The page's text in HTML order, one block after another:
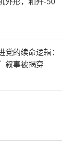
的续命逻辑：
事被揭穿